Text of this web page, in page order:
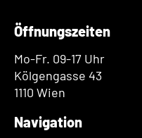
Öffnungszeiten
Mo-Fr. 09-17 Uhr
Kölgengasse 43
1110 Wien
Navigation